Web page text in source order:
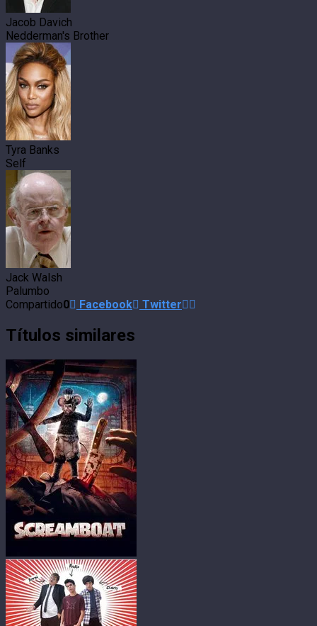
Jacob Davich
Nedderman's Brother
Tyra Banks
Self
Jack Walsh
Palumbo
Compartido0 Facebook Twitter
Títulos similares